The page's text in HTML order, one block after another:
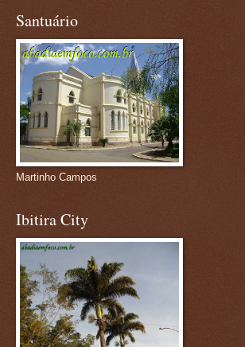
Santuário
Martinho Campos
Ibitira City